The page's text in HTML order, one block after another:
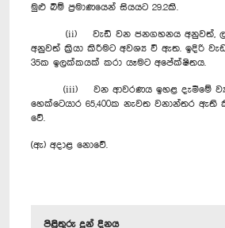
මුළු බිම් ප්‍රමාණයෙන් සියයට 29.2කි.
(ii) වැඩි වන ජනගහනය අනුවත්,
අනුවත් ක්‍රියා කිරීමට අවශ්‍ය වී ඇත. ඉදිරි
35ක ඉලක්කයක් කරා යෑමට අපේක්ෂිතය.
(iii) වන ආවරණය ඉහළ දැමීමේ
හෙක්ටෙයාර 65,400ක නැවත වනාන්තර
වේ.
(ඇ) අදාළ නොවේ.
පිළිතුරු දුන් දිනය